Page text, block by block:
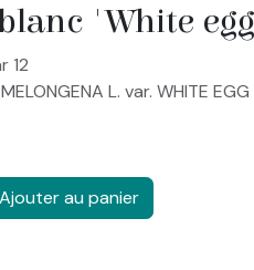
'White
12
L. var. WHITE EGG
Ajouter au panier